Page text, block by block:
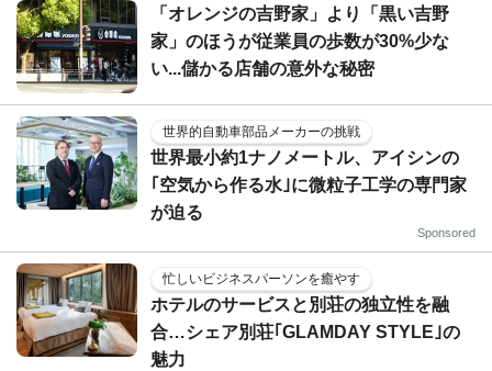
「オレンジの吉野家」より「黒い吉野
家」のほうが従業員の歩数が30%少な
い...儲かる店舗の意外な秘密
世界的自動車部品メーカーの挑戦
世界最小約1ナノメートル、アイシンの
｢空気から作る水｣に微粒子工学の専門家
が迫る
Sponsored
忙しいビジネスパーソンを癒やす
ホテルのサービスと別荘の独立性を融
合…シェア別荘｢GLAMDAY STYLE｣の
魅力